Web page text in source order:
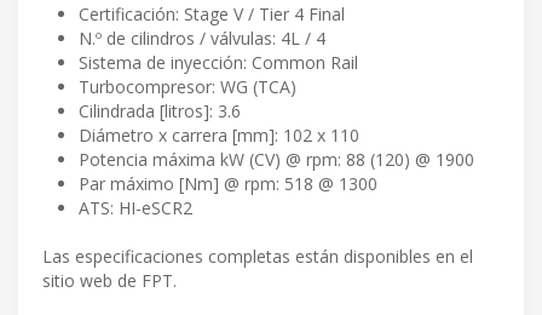
Certificación: Stage V / Tier 4 Final
N.º de cilindros / válvulas: 4L / 4
Sistema de inyección: Common Rail
Turbocompresor: WG (TCA)
Cilindrada [litros]: 3.6
Diámetro x carrera [mm]: 102 x 110
Potencia máxima kW (CV) @ rpm: 88 (120) @ 1900
Par máximo [Nm] @ rpm: 518 @ 1300
ATS: HI-eSCR2
Las especificaciones completas están disponibles en el
sitio web de FPT.